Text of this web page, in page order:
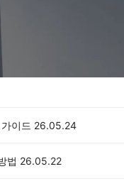
이드 26.05.24
법 26.05.22